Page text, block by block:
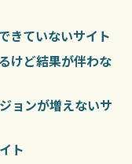
きていないサイト
けど結果が伴わな
ョンが増えないサ
ト